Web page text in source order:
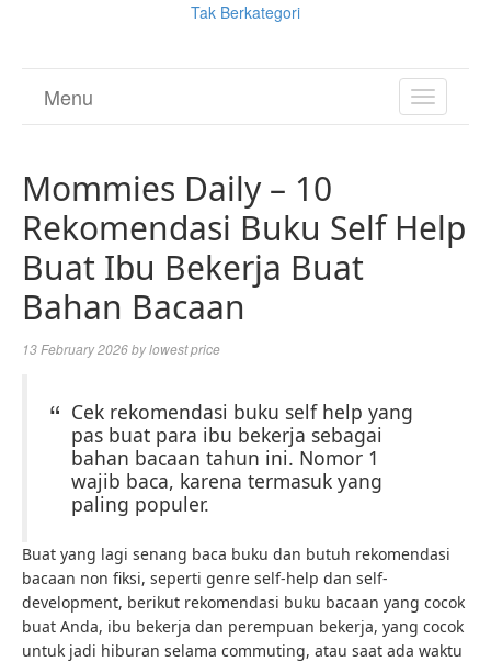
Tak Berkategori
TOGGLE
Menu
Mommies Daily – 10
Rekomendasi Buku Self Help
Buat Ibu Bekerja Buat
Bahan Bacaan
13 February 2026bylowest price
Cek rekomendasi buku self help yang
pas buat para ibu bekerja sebagai
bahan bacaan tahun ini. Nomor 1
wajib baca, karena termasuk yang
paling populer.
Buat yang lagi senang baca buku dan butuh rekomendasi
bacaan non fiksi, seperti genre self-help dan self-
development, berikut rekomendasi buku bacaan yang cocok
buat Anda, ibu bekerja dan perempuan bekerja, yang cocok
untuk jadi hiburan selama commuting, atau saat ada waktu